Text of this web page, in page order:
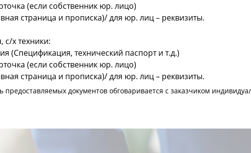
(если собственник юр. лицо)
страница и прописка)/ для юр. лиц – реквизиты.
с/х техники:
(Спецификация, технический паспорт и т.д.)
(если собственник юр. лицо)
страница и прописка)/ для юр. лиц – реквизиты.
документов обговаривается с заказчиком